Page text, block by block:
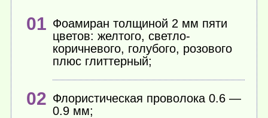
Фоамиран толщиной 2 мм пяти
цветов: желтого, светло-
коричневого, голубого, розового
плюс глиттерный;
Флористическая проволока 0.6 —
0.9 мм;